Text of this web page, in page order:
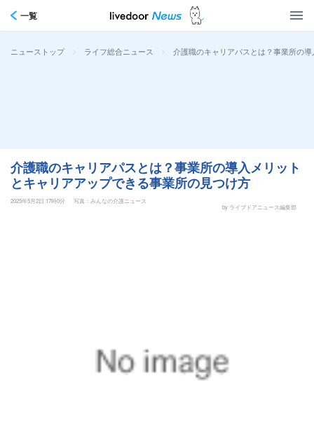
一覧
ニューストップ > ライフ総合ニュース > 介護職のキャリアパスとは？事業所の
介護職のキャリアパスとは？事業所の導入メリット
とキャリアアップできる事業所の見つけ方
2025年5月2日 17時0分
写真：みんなの介護ニュース
by ライブドアニュース編集部